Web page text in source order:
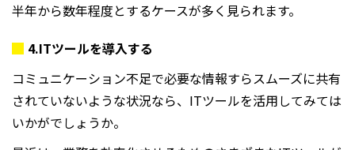
半年から数年程度とするケースが多く見られます。
4.ITツールを導入する
コミュニケーション不足で必要な情報すらスムーズに共有
されていないような状況なら、 ITツールを活用してみては
いかがでしょうか。